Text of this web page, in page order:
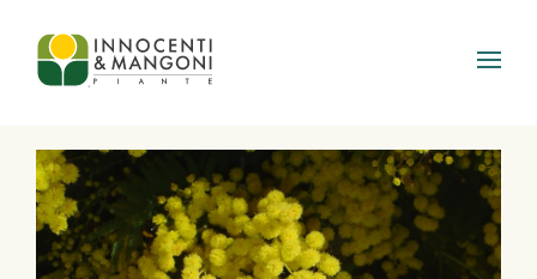
Skip to main content